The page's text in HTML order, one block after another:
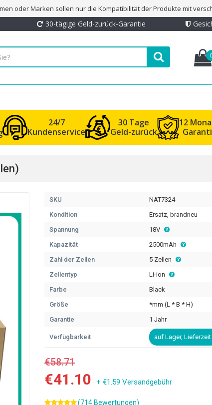
oder Marken sollen nur die Kompatibilität der Produkte mit
30-tägige Geld-zurück-Garantie
0
24/7
Kundenservice
30 Tage
Geld-zurück
12
SKU
NAT7324
Kondition
Ersatz, brandneu
Spannung
18V
Kapazität
2500mAh
Zahl der Zellen
5 Zellen
Zellentyp
Li-ion
Farbe
Black
Größe
*mm (L * B * H)
Garantie
1 Jahr
Verfügbarkeit auf Lager,
€58.71
€41.10 + €1.59 Versandgebühr
(714 Bewertungen)